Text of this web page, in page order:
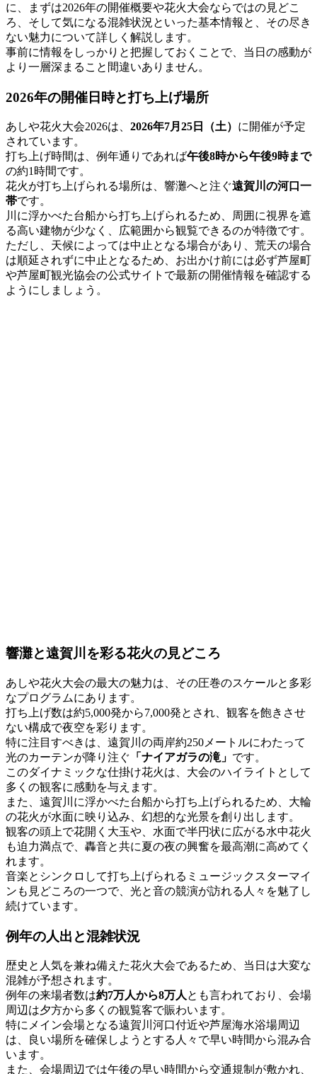
に、まずは2026年の開催概要や花火大会ならではの見どこ
ろ、そして気になる混雑状況といった基本情報と、その尽き
ない魅力について詳しく解説します。
事前に情報をしっかりと把握しておくことで、当日の感動が
より一層深まること間違いありません。
2026年の開催日時と打ち上げ場所
あしや花火大会2026は、 2026年7月25日（土） に開催が予定
されています。
打ち上げ時間は、例年通りであれば午後8時から午後9時まで
の約1時間です。
花火が打ち上げられる場所は、響灘へと注ぐ遠賀川の河口一
帯です。
川に浮かべた台船から打ち上げられるため、周囲に視界を遮
る高い建物が少なく、広範囲から観覧できるのが特徴です。
ただし、天候によっては中止となる場合があり、荒天の場合
は順延されずに中止となるため、お出かけ前には必ず芦屋町
や芦屋町観光協会の公式サイトで最新の開催情報を確認する
ようにしましょう。
響灘と遠賀川を彩る花火の見どころ
あしや花火大会の最大の魅力は、その圧巻のスケールと多彩
なプログラムにあります。
打ち上げ数は約5,000発から7,000発とされ、観客を飽きさせ
ない構成で夜空を彩ります。
特に注目すべきは、遠賀川の両岸約250メートルにわたって
光のカーテンが降り注ぐ 「ナイアガラの滝」 です。
このダイナミックな仕掛け花火は、大会のハイライトとして
多くの観客に感動を与えます。
また、遠賀川に浮かべた台船から打ち上げられるため、大輪
の花火が水面に映り込み、幻想的な光景を創り出します。
観客の頭上で花開く大玉や、水面で半円状に広がる水中花火
も迫力満点で、轟音と共に夏の夜の興奮を最高潮に高めてく
れます。
音楽とシンクロして打ち上げられるミュージックスターマイ
ンも見どころの一つで、光と音の競演が訪れる人々を魅了し
続けています。
例年の人出と混雑状況
歴史と人気を兼ね備えた花火大会であるため、当日は大変な
混雑が予想されます。
例年の来場者数は約7万人から8万人 とも言われており、会場
周辺は夕方から多くの観覧客で賑わいます。
特にメイン会場となる遠賀川河口付近や芦屋海水浴場周辺
は、良い場所を確保しようとする人々で早い時間から混み合
います。
また、会場周辺では午後の早い時間から交通規制が敷かれ、